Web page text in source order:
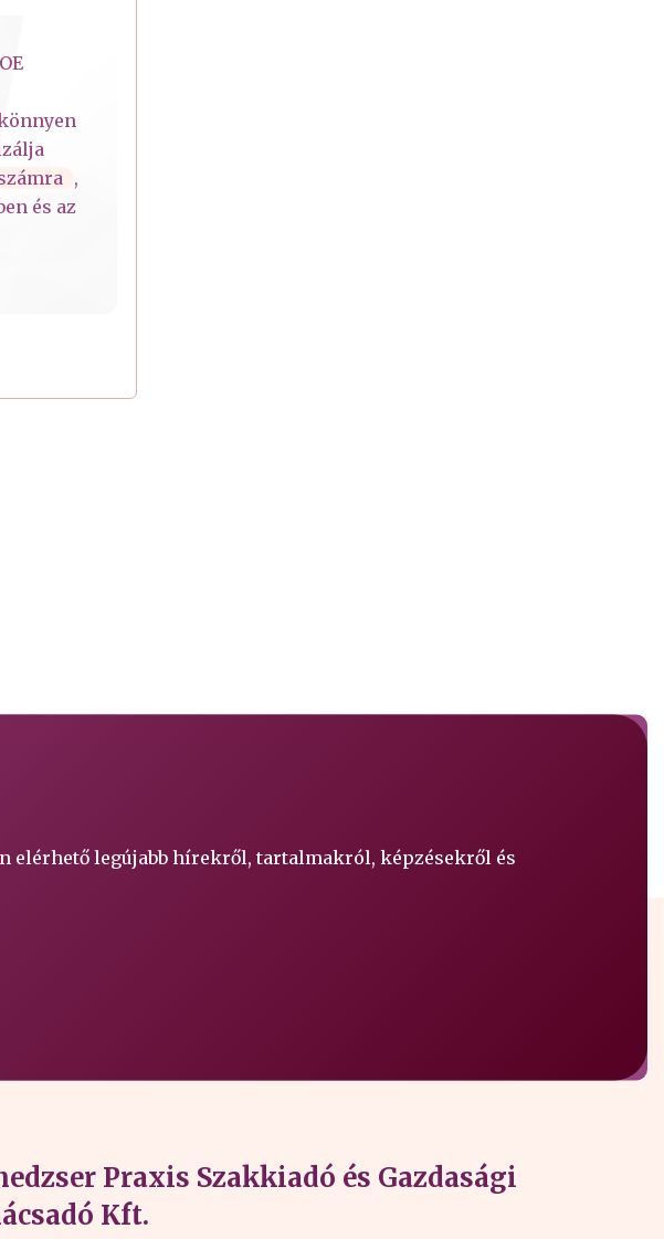
,
és az
elérhető legújabb hírekről, tartalmakról, képzésekről és
Praxis Szakkiadó és Gazdasági
Kft.